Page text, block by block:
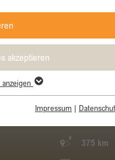
375 km
akzeptieren
Funktionen der Webseite
Impressum |